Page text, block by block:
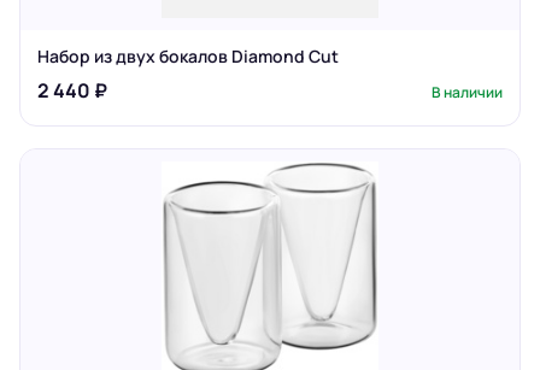
Набор из двух бокалов Diamond Cut
2 440 ₽ В наличии